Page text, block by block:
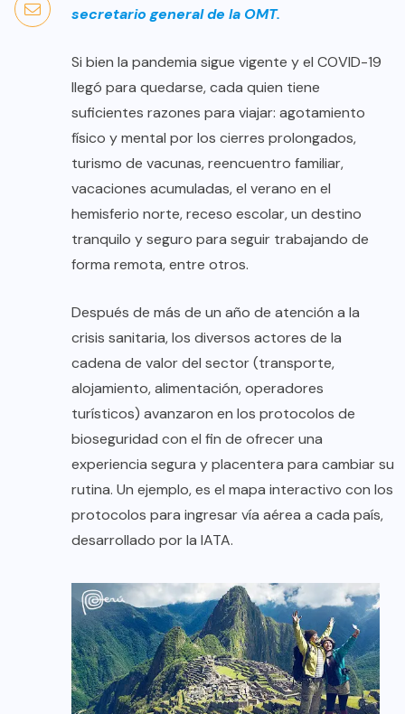
secretario general de la OMT.
Si bien la pandemia sigue vigente y el COVID-19
llegó para quedarse, cada quien tiene
suficientes razones para viajar: agotamiento
físico y mental por los cierres prolongados,
turismo de vacunas, reencuentro familiar,
vacaciones acumuladas, el verano en el
hemisferio norte, receso escolar, un destino
tranquilo y seguro para seguir trabajando de
forma remota, entre otros.
Después de más de un año de atención a la
crisis sanitaria, los diversos actores de la
cadena de valor del sector (transporte,
alojamiento, alimentación, operadores
turísticos) avanzaron en los protocolos de
bioseguridad con el fin de ofrecer una
experiencia segura y placentera para cambiar su
rutina. Un ejemplo, es el mapa interactivo con los
protocolos para ingresar vía aérea a cada país,
desarrollado por la IATA.